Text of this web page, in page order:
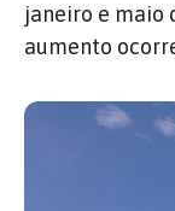
janeiro e maio
aumento